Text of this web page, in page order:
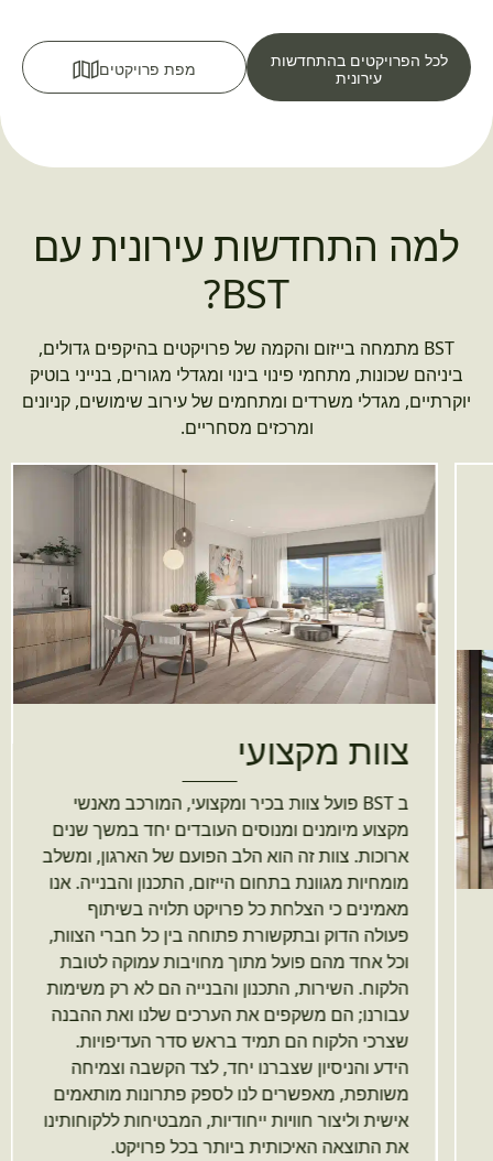
לכל הפרויקטים בהתחדשות
עירונית
מפת פרויקטים
למה התחדשות עירונית עם
BST?
BST מתמחה בייזום והקמה של פרויקטים בהיקפים גדולים,
ביניהם שכונות, מתחמי פינוי בינוי ומגדלי מגורים, בנייני בוטיק
יוקרתיים, מגדלי משרדים ומתחמים של עירוב שימושים, קניונים
ומרכזים מסחריים.
צוות מקצועי
ב BST פועל צוות בכיר ומקצועי, המורכב מאנשי
מקצוע מיומנים ומנוסים העובדים יחד במשך שנים
ארוכות. צוות זה הוא הלב הפועם של הארגון, ומשלב
מומחיות מגוונת בתחום הייזום, התכנון והבנייה. אנו
מאמינים כי הצלחת כל פרויקט תלויה בשיתוף
פעולה הדוק ובתקשורת פתוחה בין כל חברי הצוות,
וכל אחד מהם פועל מתוך מחויבות עמוקה לטובת
הלקוח. השירות, התכנון והבנייה הם לא רק משימות
עבורנו; הם משקפים את הערכים שלנו ואת ההבנה
שצרכי הלקוח הם תמיד בראש סדר העדיפויות.
הידע והניסיון שצברנו יחד, לצד הקשבה וצמיחה
משותפת, מאפשרים לנו לספק פתרונות מותאמים
אישית וליצור חוויות ייחודיות, המבטיחות ללקוחותינו
את התוצאה האיכותית ביותר בכל פרויקט.